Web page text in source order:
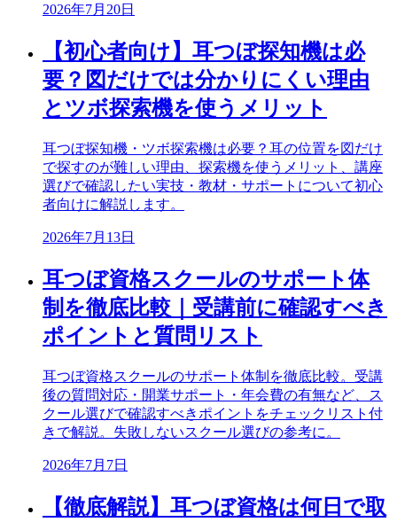
2026年7月20日
【初心者向け】耳つぼ探知機は必
要？図だけでは分かりにくい理由
とツボ探索機を使うメリット
耳つぼ探知機・ツボ探索機は必要？耳の位置を図だけ
で探すのが難しい理由、探索機を使うメリット、講座
選びで確認したい実技・教材・サポートについて初心
者向けに解説します。
2026年7月13日
耳つぼ資格スクールのサポート体
制を徹底比較｜受講前に確認すべき
ポイントと質問リスト
耳つぼ資格スクールのサポート体制を徹底比較。受講
後の質問対応・開業サポート・年会費の有無など、ス
クール選びで確認すべきポイントをチェックリスト付
きで解説。失敗しないスクール選びの参考に。
2026年7月7日
【徹底解説】耳つぼ資格は何日で取